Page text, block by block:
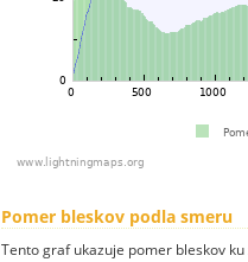
Pomer bleskov podla smeru
Tento graf ukazuje pomer bleskov